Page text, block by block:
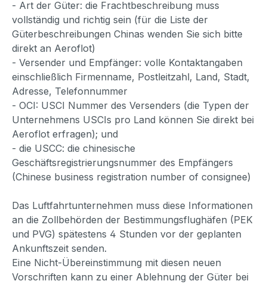
- Art der Güter: die Frachtbeschreibung muss
vollständig und richtig sein (für die Liste der
Güterbeschreibungen Chinas wenden Sie sich bitte
direkt an Aeroflot)
- Versender und Empfänger: volle Kontaktangaben
einschließlich Firmenname, Postleitzahl, Land, Stadt,
Adresse, Telefonnummer
- OCI: USCI Nummer des Versenders (die Typen der
Unternehmens USCIs pro Land können Sie direkt bei
Aeroflot erfragen); und
- die USCC: die chinesische
Geschäftsregistrierungsnummer des Empfängers
(Chinese business registration number of consignee)
Das Luftfahrtunternehmen muss diese Informationen
an die Zollbehörden der Bestimmungsflughäfen (PEK
und PVG) spätestens 4 Stunden vor der geplanten
Ankunftszeit senden.
Eine Nicht-Übereinstimmung mit diesen neuen
Vorschriften kann zu einer Ablehnung der Güter bei